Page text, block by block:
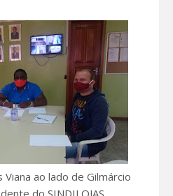
ao lado de Gilmárcio
do SINDILOJAS.